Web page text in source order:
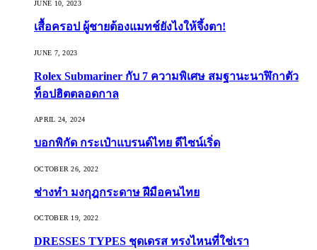
JUNE 10, 2023
เสื้อครอป ผู้ชายต้องแมทช์ยังไงให้จึ้งตา!
JUNE 7, 2023
Rolex Submariner กับ 7 ความพิเศษ สมฐานะนาฬิกาตัว
ท็อปฮิตตลอดกาล
APRIL 24, 2024
บอกพิกัด กระเป๋าแบรนด์ไทย ดีไซน์เริ่ด
OCTOBER 26, 2022
ช่างทำ มงกุฎกระดาษ ฝีมือคนไทย
OCTOBER 19, 2022
DRESSES TYPES ชุดเดรส ทรงไหนที่ใช่เรา